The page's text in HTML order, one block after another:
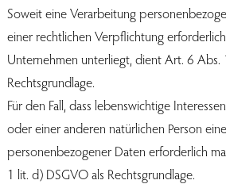
Soweit eine Verarbeitung
einer rechtlichen Verpflichtung
Unternehmen unterliegt, dient Art. 6 Abs.
Rechtsgrundlage.
Für den Fall, dass lebenswichtige
oder einer anderen natürlichen Person
personenbezogener Daten erforderlich
1 lit. d) DSGVO als Rechtsgrundlage.